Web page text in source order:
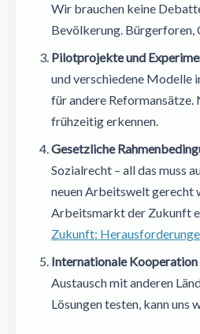
Wir brauchen keine
Bevölkerung. Bürgerforen,
Pilotprojekte und
und verschiedene Modelle
für andere Reformansätze.
frühzeitig erkennen.
Gesetzliche
Sozialrecht – all das muss
neuen Arbeitswelt gerecht
Arbeitsmarkt der Zukunft
Zukunft:
Internationale
Austausch mit anderen
Lösungen testen, kann uns